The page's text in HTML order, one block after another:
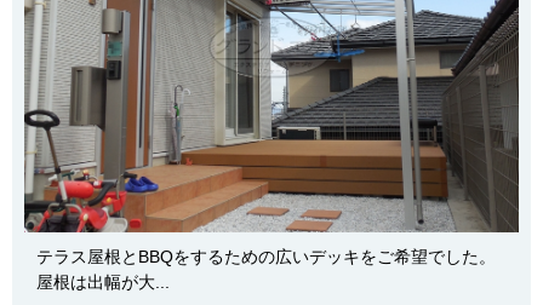
テラス屋根とBBQをするための広いデッキをご希望でした。
屋根は出幅が大...